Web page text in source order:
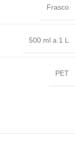
Frasco
500 ml a 1 L
PET